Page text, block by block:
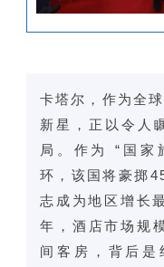
卡塔尔，作为全
新星，正以令人
局。作为 “国家
环，该国将豪掷
志成为地区增长
年，酒店市场规
间客房，背后是